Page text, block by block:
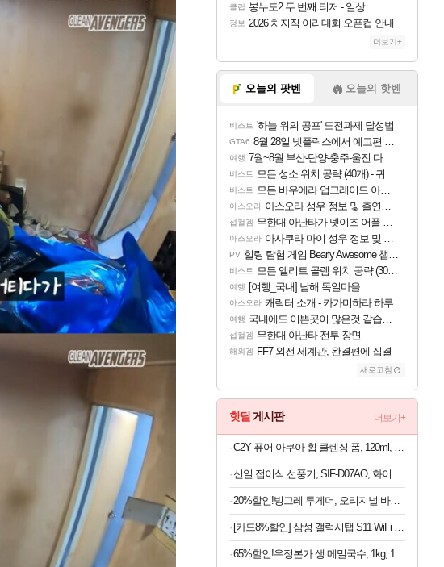
클립 봉누도2 두 번째 티저 - 일상
정보 2026 치지직 이리대회 오픈컵 안내
더보기+
오늘의 팟벤 오늘의 핫벤
비스트 '하늘 위의 공포' 도전과제 달성법
GTA6 8월 28일 넷플릭스에서 예고편 공개 예정
여행 7월~8월 부산-단양-충주-울진 다녀왔어요~
비스트 모든 성소 위치 공략 (40개) - 귀환한 영혼 도전과제
비스트 모든 바우에라 업그레이드 아이템 획득 위치 공략 (89개)
아스오라 아스오라 성우 정보 및 출연작 모음
섭컬겜 무한대 아난타가 넷이즈 어플 달력에 일정 등록
아스오라 아사쿠라 마이 성우 정보 및 주요 필모
PV 힐링 탐험 게임 Bearly Awesome 챕터 1 트레일러
비스트 모든 엘리트 골렘 위치 공략 (30개) - 방랑 결투가
여행 [여행_국내] 남해 독일마을
아스오라 캐릭터 소개 - 카가미하라 하루
여행 국내에도 이쁜곳이 많은것 같습니다
섭컬겜 무한대 아난타 전투 장면
해외겜 FF7 외전 세계관, 완결편에 집결
새로고침
핫딜 게시판 더보기+
C2Y 퓨어 아쿠아 휩 클렌징 폼, 120ml, 4개
신일 접이식 선풍기, SIF-D07AO, 화이트, 1개
20%할인!빙그레 투게더, 오리지널 바닐라, 270ml, 8개
[카드8%할인] 삼성 갤럭시탭 S11 WiFi 128GB 27.8cm(11형) S펜포함 태블릿PC
65%할인!우정본가 생 메밀국수, 1kg, 1팩 + 시원한 메밀장, 40g, 6개